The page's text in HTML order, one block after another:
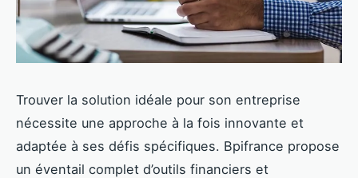
Trouver la solution idéale pour son entreprise
nécessite une approche à la fois innovante et
adaptée à ses défis spécifiques. Bpifrance propose
un éventail complet d’outils financiers et